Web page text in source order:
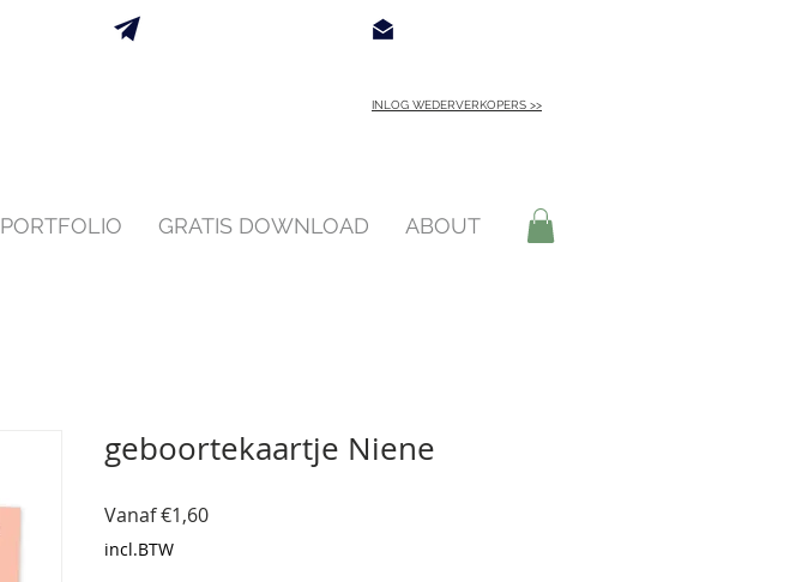
INLOG WEDERVERKOPERS >>
PORTFOLIO GRATIS DOWNLOAD ABOUT
geboortekaartje Niene
Vanaf€1,60Verkoopprijs
incl.BTW